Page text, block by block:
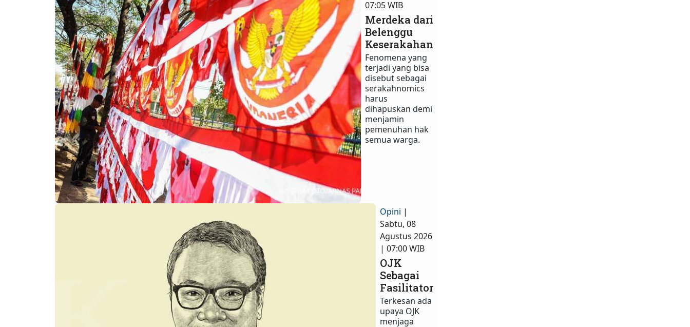
07:05 WIB
Merdeka dari
Belenggu
Keserakahan
Fenomena yang
terjadi yang bisa
disebut sebagai
serakahnomics
harus
dihapuskan demi
menjamin
pemenuhan hak
semua warga.​
Opini |
Sabtu, 08
Agustus 2026
| 07:00 WIB
OJK
Sebagai
Fasilitator
Terkesan ada
upaya OJK
menjaga